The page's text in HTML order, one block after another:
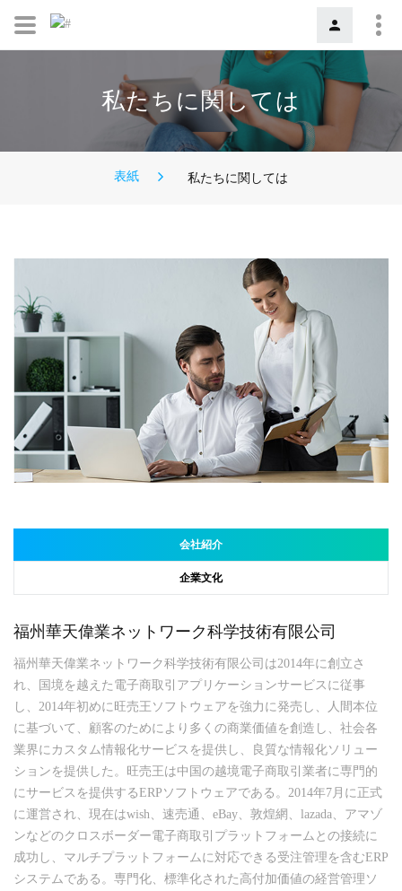
私たちに関しては
表紙 私たちに関しては
会社紹介
企業文化
福州華天偉業ネットワーク科学技術有限公司
福州華天偉業ネットワーク科学技術有限公司は2014年に創立さ
れ、国境を越えた電子商取引アプリケーションサービスに従事
し、2014年初めに旺売王ソフトウェアを強力に発売し、人間本位
に基づいて、顧客のためにより多くの商業価値を創造し、社会各
業界にカスタム情報化サービスを提供し、良質な情報化ソリュー
ションを提供した。旺売王は中国の越境電子商取引業者に専門的
にサービスを提供するERPソフトウェアである。2014年7月に正式
に運営され、現在はwish、速売通、eBay、敦煌網、lazada、アマゾ
ンなどのクロスボーダー電子商取引プラットフォームとの接続に
成功し、マルチプラットフォームに対応できる受注管理を含むERP
システムである。専門化、標準化された高付加価値の経営管理ソ